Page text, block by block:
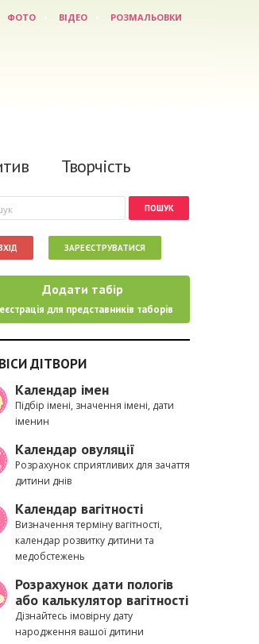
ФОТО ВІДЕО РОЗМАЛЬОВКИ
Творчість
форма
ЗАРЕЄСТРУВАТИСЯ
Додати табір
для представників таборів
ДІТВОРИ
Календар імен
Підбір імені, значення імені, дати
іменин
Календар овуляції
Розрахунок сприятливих для зачаття
дитини днів
Календар вагітності
Визначення терміну вагітності,
календар розвитку дитини та
медобстежень
Розрахунок дати пологів
або калькулятор вагітності
Дізнайтесь імовірну дату
народження вашої дитини